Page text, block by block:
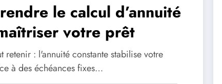
le calcul d’annuité
votre prêt
retenir : l'annuité constante stabilise votre
à des échéances fixes…